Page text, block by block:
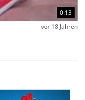
0:13
vor 18 Jahren